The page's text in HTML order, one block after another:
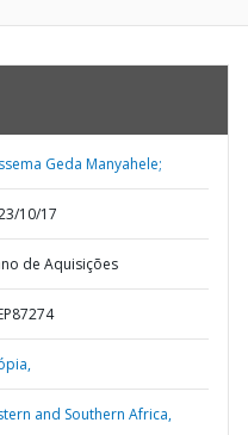
Geda Manyahele;
10/17
de Aquisições
and Southern Africa,